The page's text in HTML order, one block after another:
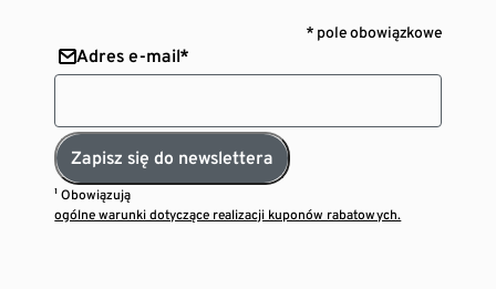
* pole obowiązkowe
Adres e-mail*
Zapisz się do newslettera
¹ Obowiązują
ogólne warunki dotyczące realizacji kuponów rabatowych.